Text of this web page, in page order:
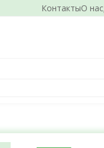
КонтактыО нас